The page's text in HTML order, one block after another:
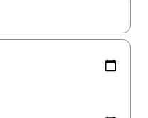
disponíveis, explore-os